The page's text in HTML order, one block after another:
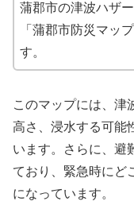
蒲郡市の津波ハザ
「蒲郡市防災マッ
す。
このマップには、津
高さ、浸水する可能
います。さらに、避
ており、緊急時にど
になっています。